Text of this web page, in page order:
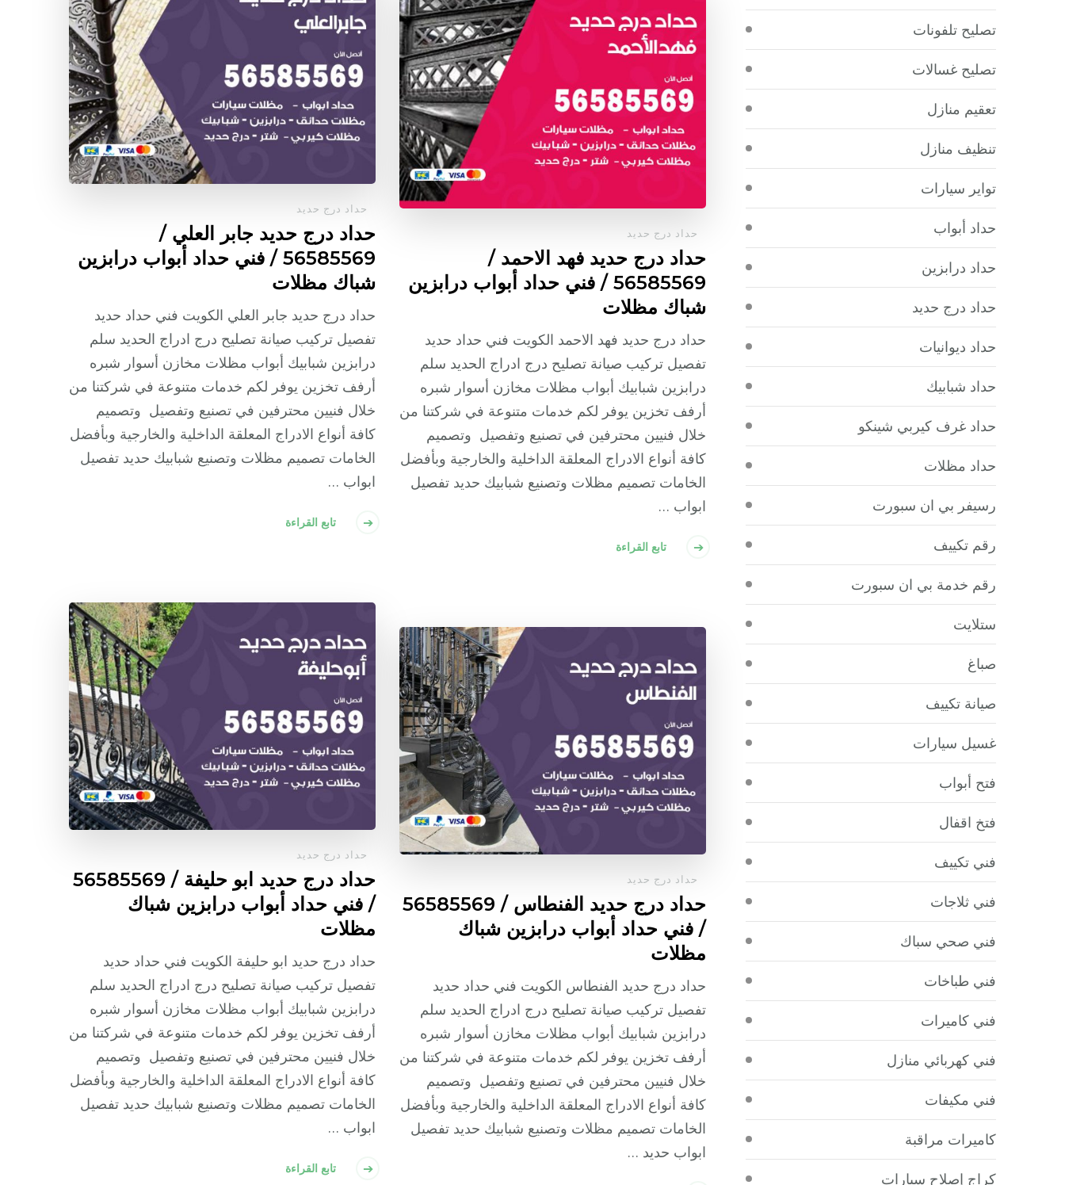
حداد درج حديد
حداد درج حديد جابر العلي /
56585569 / فني حداد أبواب درابزين
شباك مظلات
حداد درج حديد جابر العلي الكويت فني حداد حديد
تفصيل تركيب صيانة تصليح درج ادراج الحديد سلم
درابزين شبابيك أبواب مظلات مخازن أسوار شبره
أرفف تخزين يوفر لكم خدمات متنوعة في شركتنا من
خلال فنيين محترفين في تصنيع وتفصيل وتصميم
كافة أنواع الادراج المعلقة الداخلية والخارجية وبأفضل
الخامات تصميم مظلات وتصنيع شبابيك حديد تفصيل
ابواب …
تابع القراءة
حداد درج حديد
حداد درج حديد فهد الاحمد /
56585569 / فني حداد أبواب درابزين
شباك مظلات
حداد درج حديد فهد الاحمد الكويت فني حداد حديد
تفصيل تركيب صيانة تصليح درج ادراج الحديد سلم
درابزين شبابيك أبواب مظلات مخازن أسوار شبره
أرفف تخزين يوفر لكم خدمات متنوعة في شركتنا من
خلال فنيين محترفين في تصنيع وتفصيل وتصميم
كافة أنواع الادراج المعلقة الداخلية والخارجية وبأفضل
الخامات تصميم مظلات وتصنيع شبابيك حديد تفصيل
ابواب …
تابع القراءة
حداد درج حديد
حداد درج حديد ابو حليفة / 56585569
/ فني حداد أبواب درابزين شباك
مظلات
حداد درج حديد ابو حليفة الكويت فني حداد حديد
تفصيل تركيب صيانة تصليح درج ادراج الحديد سلم
درابزين شبابيك أبواب مظلات مخازن أسوار شبره
أرفف تخزين يوفر لكم خدمات متنوعة في شركتنا من
خلال فنيين محترفين في تصنيع وتفصيل وتصميم
كافة أنواع الادراج المعلقة الداخلية والخارجية وبأفضل
الخامات تصميم مظلات وتصنيع شبابيك حديد تفصيل
ابواب …
تابع القراءة
حداد درج حديد
حداد درج حديد الفنطاس / 56585569
/ فني حداد أبواب درابزين شباك
مظلات
حداد درج حديد الفنطاس الكويت فني حداد حديد
تفصيل تركيب صيانة تصليح درج ادراج الحديد سلم
درابزين شبابيك أبواب مظلات مخازن أسوار شبره
أرفف تخزين يوفر لكم خدمات متنوعة في شركتنا من
خلال فنيين محترفين في تصنيع وتفصيل وتصميم
كافة أنواع الادراج المعلقة الداخلية والخارجية وبأفضل
الخامات تصميم مظلات وتصنيع شبابيك حديد تفصيل
ابواب حديد …
تصليح تلفونات
تصليح غسالات
تعقيم منازل
تنظيف منازل
تواير سيارات
حداد أبواب
حداد درابزين
حداد درج حديد
حداد ديوانيات
حداد شبابيك
حداد غرف كيربي شينكو
حداد مظلات
رسيفر بي ان سبورت
رقم تكييف
رقم خدمة بي ان سبورت
ستلايت
صباغ
صيانة تكييف
غسيل سيارات
فتح أبواب
فتخ اقفال
فني تكييف
فني ثلاجات
فني صحي سباك
فني طباخات
فني كاميرات
فني كهربائي منازل
فني مكيفات
كاميرات مراقبة
كراج إصلاح سيارات